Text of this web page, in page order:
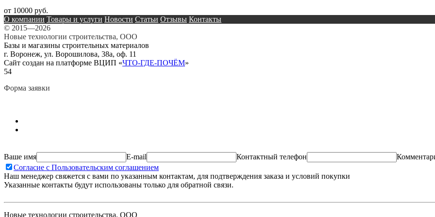
от 10000 руб.
О компании Товары и услуги Новости Статьи Отзывы Контакты
© 2015—2026
Новые технологии строительства, ООО
Базы и магазины строительных материалов
г. Воронеж, ул. Ворошилова, 38а, оф. 11
Сайт создан на платформе ВЦИП «ЧТО-ГДЕ-ПОЧЁМ»
54
Форма заявки
Ваше имя E-mail Контактный телефон
Согласие с Пользовательским соглашением
Наш менеджер свяжется с вами по указанным контактам, для подтверждения заказа и условий покупки
Указанные контакты будут использованы только для обратной связи.
Новые технологии строительства, ООО